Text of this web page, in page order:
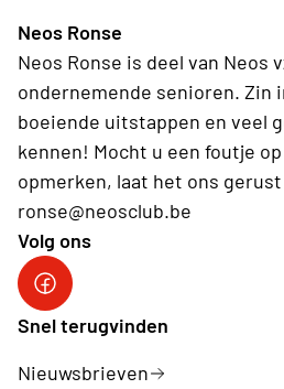
Neos Ronse
Neos Ronse is deel van Neos
ondernemende senioren. Zin
boeiende uitstappen en veel
kennen! Mocht u een foutje
opmerken, laat het ons
ronse@neosclub.be
Volg ons
fb
Snel terugvinden
Nieuwsbrieven